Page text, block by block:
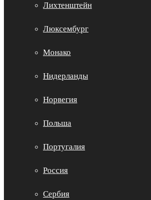
Лихтенштейн
Люксембург
Монако
Нидерланды
Норвегия
Польша
Португалия
Россия
Сербия